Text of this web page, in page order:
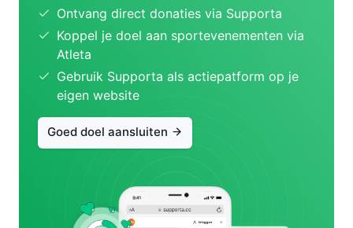
Ontvang direct donaties via Supporta
Koppel je doel aan sportevenementen via
Atleta
Gebruik Supporta als actiepatform op je
eigen website
Goed doel aansluiten